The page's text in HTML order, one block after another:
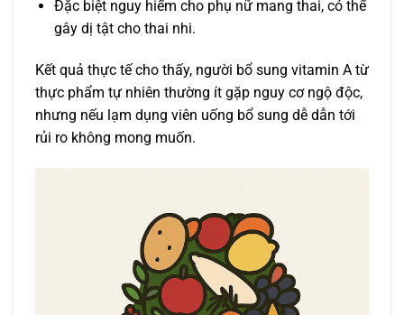
Đặc biệt nguy hiểm cho phụ nữ mang thai, có thể
gây dị tật cho thai nhi.
Kết quả thực tế cho thấy, người bổ sung vitamin A từ
thực phẩm tự nhiên thường ít gặp nguy cơ ngộ độc,
nhưng nếu lạm dụng viên uống bổ sung dễ dẫn tới
rủi ro không mong muốn.